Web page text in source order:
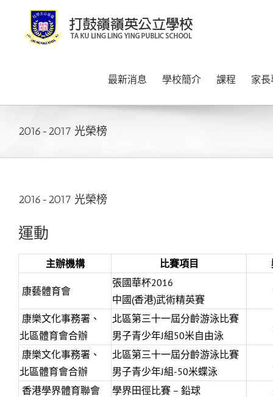
content
最新消息 學校簡介 課程 家
2016-2017 光榮榜
2016-2017 光榮榜
運動
主辦機構 比賽項目
康藝體育會
張國華杯2016
中國(香港)武術精英賽
康樂文化事務署、
北區體育會合辦
北區第三十一屆分齡游泳比賽
男子青少年J組50米自由泳
康樂文化事務署、
北區體育會合辦
北區第三十一屆分齡游泳比賽
男子青少年J組-50米蝶泳
香港學界體育聯會 學界田徑比賽 – 鉛球